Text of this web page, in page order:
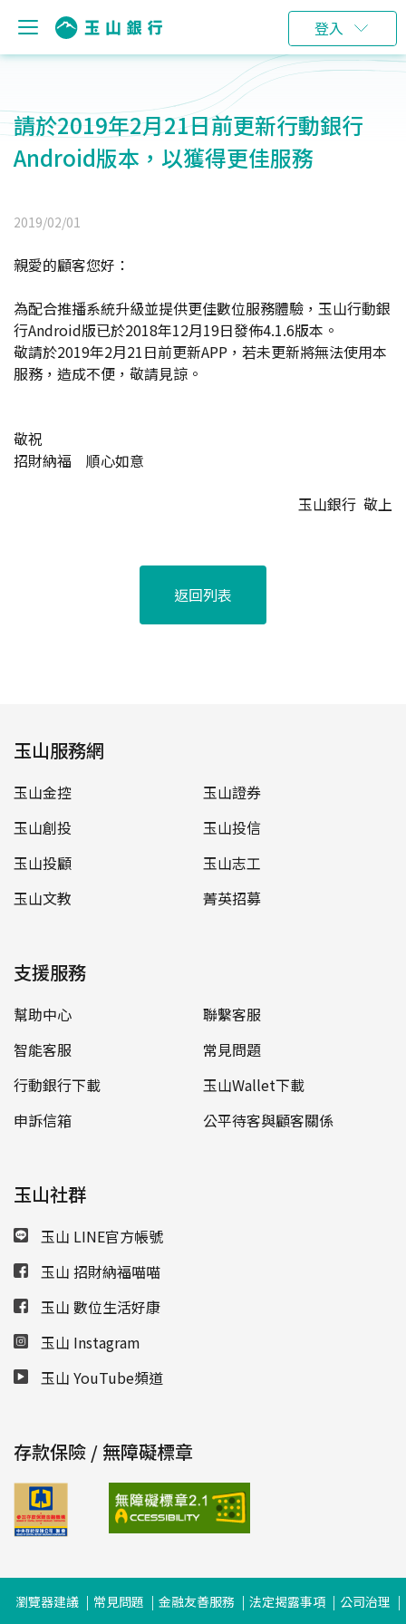
登入
請於2019年2月21日前更新行動銀行
Android版本，以獲得更佳服務
2019/02/01
親愛的顧客您好：
為配合推播系統升級並提供更佳數位服務體驗，玉山行動銀
行Android版已於2018年12月19日發佈4.1.6版本。
敬請於2019年2月21日前更新APP，若未更新將無法使用本
服務，造成不便，敬請見諒。
敬祝
招財納福 順心如意
玉山銀行 敬上
返回列表
玉山服務網
玉山金控
玉山證券
玉山創投
玉山投信
玉山投顧
玉山志工
玉山文教
菁英招募
支援服務
幫助中心
聯繫客服
智能客服
常見問題
行動銀行下載
玉山Wallet下載
申訴信箱
公平待客與顧客關係
玉山社群
玉山 LINE官方帳號
玉山 招財納福喵喵
玉山 數位生活好康
玉山 Instagram
玉山 YouTube頻道
存款保險 / 無障礙標章
瀏覽器建議 常見問題 金融友善服務 法定揭露事項 公司治理